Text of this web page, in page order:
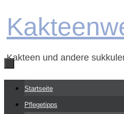
Inhalt
Kakteen und andere
Zum
Inhalt
Startseite
Pflegetipps